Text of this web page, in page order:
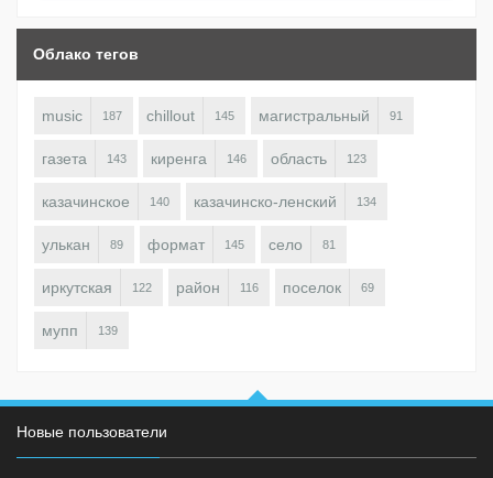
Облако тегов
music 187 chillout 145 магистральный 91
газета 143 киренга 146 область 123
казачинское 140 казачинско-ленский 134
улькан 89 формат 145 село 81
иркутская 122 район 116 поселок 69
мупп 139
Новые пользователи